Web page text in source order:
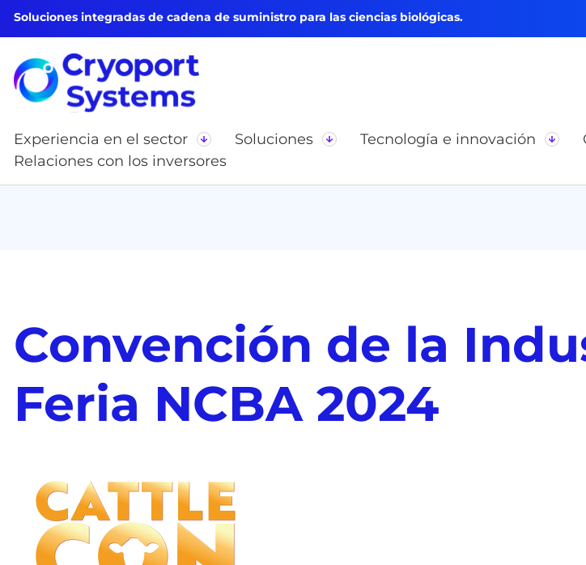
Soluciones integradas de cadena de suministro para las ciencias biológicas.
Experiencia en el sector Soluciones Tecnología e innovación
Relaciones con los inversores
Convención de la
Feria NCBA 2024